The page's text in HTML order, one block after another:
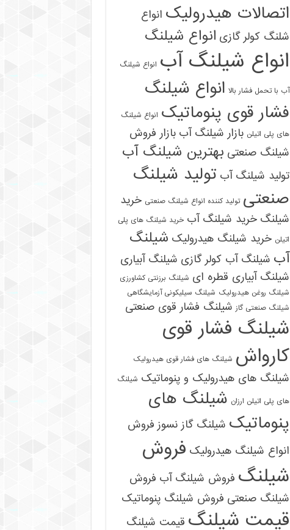
اتصالات هیدرولیک انواع
شلنگ کولر گازی انواع شیلنگ
انواع شیلنگ آب انواع شیلنگ
آب با تحمل فشار بالا انواع شیلنگ
فشار قوی پنوماتیک انواع شیلنگ
های پلی اتیلن بازار شیلنگ آب بازار فروش
شیلنگ صنعتی بهترین شیلنگ آب
تولید شیلنگ آب تولید شیلنگ
صنعتی تولید کننده انواع شیلنگ صنعتی خرید
شیلنگ خرید شیلنگ آب خرید شیلنگ های پلی
اتیلن خرید شیلنگ هیدرولیک شیلنگ
آب شیلنگ آب کولر گازی شیلنگ آبیاری
شیلنگ آبیاری قطره ای شیلنگ برزنتی کشاورزی
شیلنگ روغن هیدرولیک شیلنگ سیلیکونی آزمایشگاهی
شیلنگ صنعتی گاز شیلنگ فشار قوی صنعتی
شیلنگ فشار قوی
کارواش شیلنگ های فشار قوی هیدرولیک
شیلنگ های هیدرولیک و پنوماتیک شیلنگ
های پلی اتیلن ارزان شیلنگ های
پنوماتیک شیلنگ گاز نسوز فروش
انواع شیلنگ هیدرولیک فروش
شیلنگ فروش شیلنگ آب فروش
شیلنگ صنعتی فروش شیلنگ پنوماتیک
قیمت شیلنگ قیمت شیلنگ